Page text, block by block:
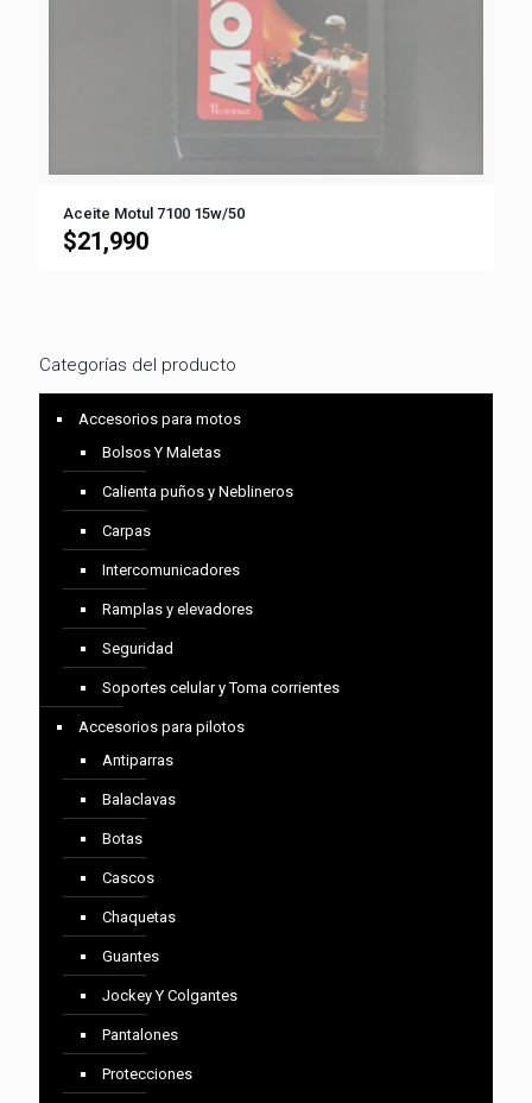
Aceite Motul 7100 15w/50
$21,990
Categorías del producto
Accesorios para motos
Bolsos Y Maletas
Calienta puños y Neblineros
Carpas
Intercomunicadores
Ramplas y elevadores
Seguridad
Soportes celular y Toma corrientes
Accesorios para pilotos
Antiparras
Balaclavas
Botas
Cascos
Chaquetas
Guantes
Jockey Y Colgantes
Pantalones
Protecciones